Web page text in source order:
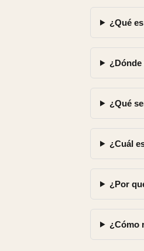
¿Qué
¿Qué
¿Cuál
¿Por
¿Cómo